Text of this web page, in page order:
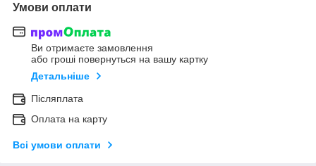
Умови оплати
Ви отримаєте замовлення
або гроші повернуться на вашу картку
Детальніше
Післяплата
Оплата на карту
Всі умови оплати